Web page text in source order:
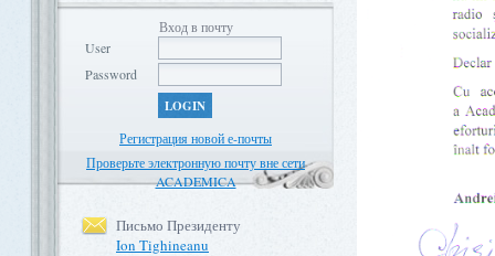
Вход в почту
User
Password
LOGIN
Регистрация новой е-почты
Проверьте электронную почту вне сети
ACADEMICA
Письмо Президенту
Ion Tighineanu